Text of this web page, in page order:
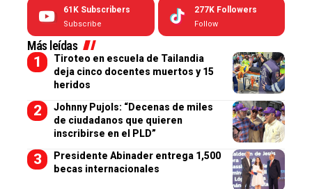
61K Subscribers
Subscribe
277K Followers
Follow
Más leídas
Tiroteo en escuela de Tailandia
deja cinco docentes muertos y 15
heridos
Johnny Pujols: “Decenas de miles
de ciudadanos que quieren
inscribirse en el PLD”
Presidente Abinader entrega 1,500
becas internacionales